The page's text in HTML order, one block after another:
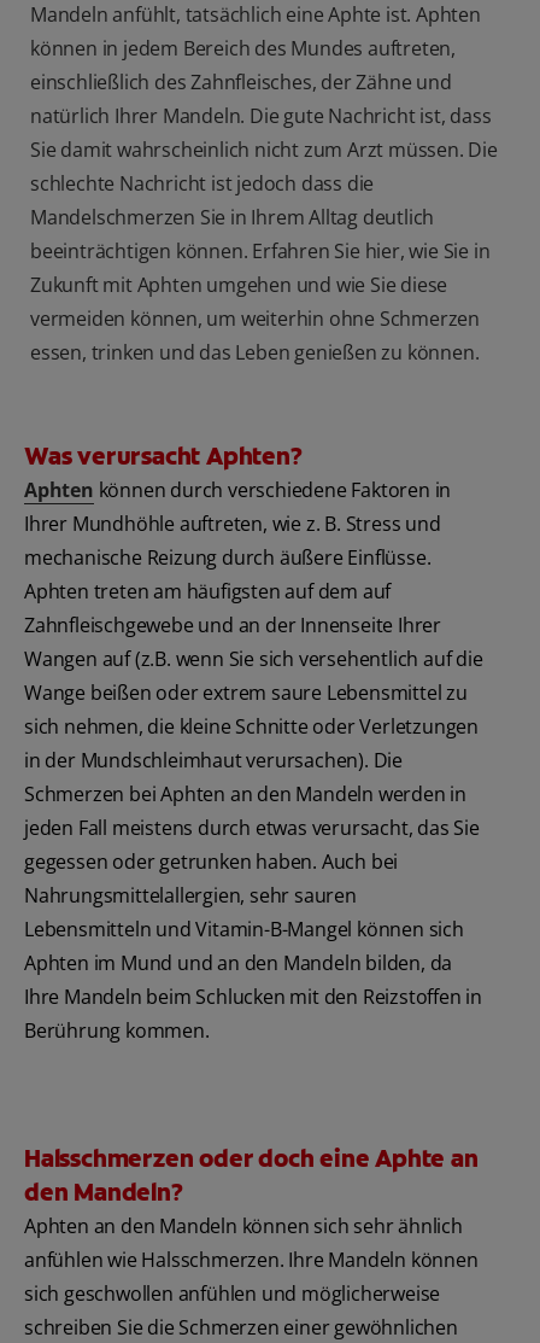
Mandeln anfühlt, tatsächlich eine Aphte ist. Aphten
können in jedem Bereich des Mundes auftreten,
einschließlich des Zahnfleisches, der Zähne und
natürlich Ihrer Mandeln. Die gute Nachricht ist, dass
Sie damit wahrscheinlich nicht zum Arzt müssen. Die
schlechte Nachricht ist jedoch dass die
Mandelschmerzen Sie in Ihrem Alltag deutlich
beeinträchtigen können. Erfahren Sie hier, wie Sie in
Zukunft mit Aphten umgehen und wie Sie diese
vermeiden können, um weiterhin ohne Schmerzen
essen, trinken und das Leben genießen zu können.
Was verursacht Aphten?
Aphten können durch verschiedene Faktoren in
Ihrer Mundhöhle auftreten, wie z. B. Stress und
mechanische Reizung durch äußere Einflüsse.
Aphten treten am häufigsten auf dem auf
Zahnfleischgewebe und an der Innenseite Ihrer
Wangen auf (z.B. wenn Sie sich versehentlich auf die
Wange beißen oder extrem saure Lebensmittel zu
sich nehmen, die kleine Schnitte oder Verletzungen
in der Mundschleimhaut verursachen). Die
Schmerzen bei Aphten an den Mandeln werden in
jeden Fall meistens durch etwas verursacht, das Sie
gegessen oder getrunken haben. Auch bei
Nahrungsmittelallergien, sehr sauren
Lebensmitteln und Vitamin-B-Mangel können sich
Aphten im Mund und an den Mandeln bilden, da
Ihre Mandeln beim Schlucken mit den Reizstoffen in
Berührung kommen.
Halsschmerzen oder doch eine Aphte an
den Mandeln?
Aphten an den Mandeln können sich sehr ähnlich
anfühlen wie Halsschmerzen. Ihre Mandeln können
sich geschwollen anfühlen und möglicherweise
schreiben Sie die Schmerzen einer gewöhnlichen